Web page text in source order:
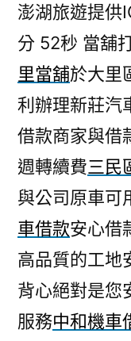
澎湖旅遊提供
分 52秒 當舖
里當舖於大里
利辦理新莊汽
借款商家與借
週轉續費三民
與公司原車可
車借款安心借
高品質的工地
背心絕對是您
服務中和機車